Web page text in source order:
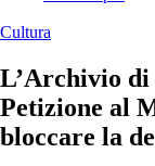
Cultura
L’Archivio di
Petizione al
bloccare la